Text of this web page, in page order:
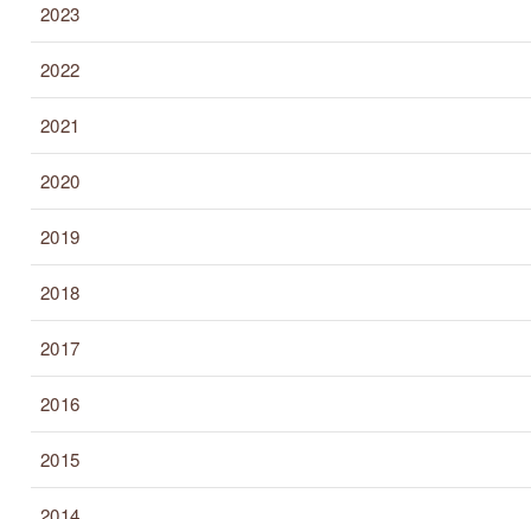
2023
2022
2021
2020
2019
2018
2017
2016
2015